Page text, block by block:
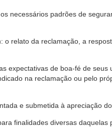
necessários padrões de
o relato da reclamação, a
expectativas de boa-fé de seus
na reclamação ou pelo
e submetida à apreciação do
finalidades diversas daquelas